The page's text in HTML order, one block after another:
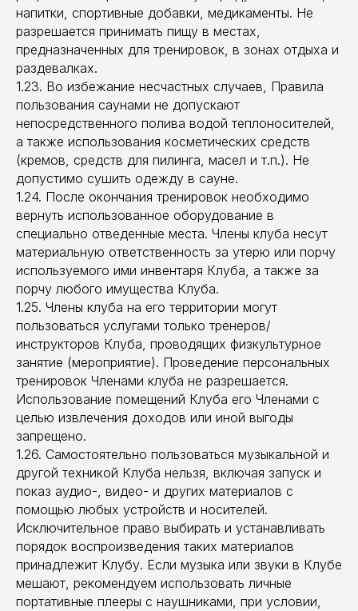
напитки, спортивные добавки, медикаменты. Не
разрешается принимать пищу в местах,
предназначенных для тренировок, в зонах отдыха и
раздевалках.
1.23. Во избежание несчастных случаев, Правила
пользования саунами не допускают
непосредственного полива водой теплоносителей,
а также использования косметических средств
(кремов, средств для пилинга, масел и т.п.). Не
допустимо сушить одежду в сауне.
1.24. После окончания тренировок необходимо
вернуть использованное оборудование в
специально отведенные места. Члены клуба несут
материальную ответственность за утерю или порчу
используемого ими инвентаря Клуба, а также за
порчу любого имущества Клуба.
1.25. Члены клуба на его территории могут
пользоваться услугами только тренеров/
инструкторов Клуба, проводящих физкультурное
занятие (мероприятие). Проведение персональных
тренировок Членами клуба не разрешается.
Использование помещений Клуба его Членами с
целью извлечения доходов или иной выгоды
запрещено.
1.26. Самостоятельно пользоваться музыкальной и
другой техникой Клуба нельзя, включая запуск и
показ аудио-, видео- и других материалов с
помощью любых устройств и носителей.
Исключительное право выбирать и устанавливать
порядок воспроизведения таких материалов
принадлежит Клубу. Если музыка или звуки в Клубе
мешают, рекомендуем использовать личные
портативные плееры с наушниками, при условии,